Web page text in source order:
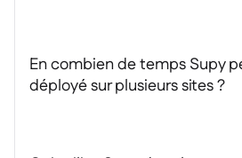
En combien de temps Supy
déployé sur plusieurs sites ?